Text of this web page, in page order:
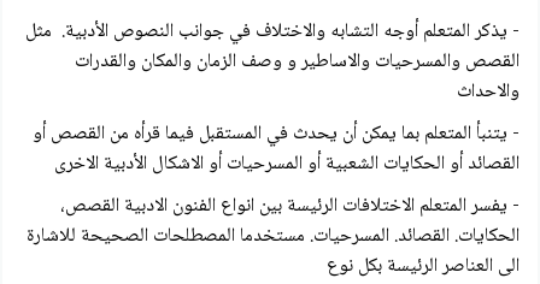
- يذكر المتعلم أوجه التشابه والاختلاف في جوانب النصوص الأدبية. مثل
القصص والمسرحيات والاساطير و وصف الزمان والمكان والقدرات
والاحداث
- يتنبأ المتعلم بما يمكن أن يحدث في المستقبل فيما قرأه من القصص أو
القصائد أو الحكايات الشعبية أو المسرحيات أو الاشكال الأدبية الاخری
- يفسر المتعلم الاختلافات الرئيسة بين انواع الفنون الادبية القصص،
الحكايات. القصائد. المسرحيات. مستخدما المصطلحات الصحيحة للاشارة
الى العناصر الرئيسة بكل نوع